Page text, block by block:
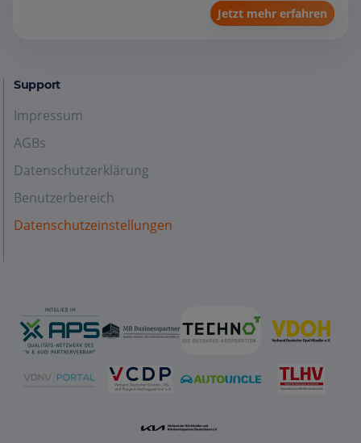
Jetzt mehr erfahren
Support
Impressum
AGBs
Datenschutzerklärung
Benutzerbereich
Datenschutzeinstellungen